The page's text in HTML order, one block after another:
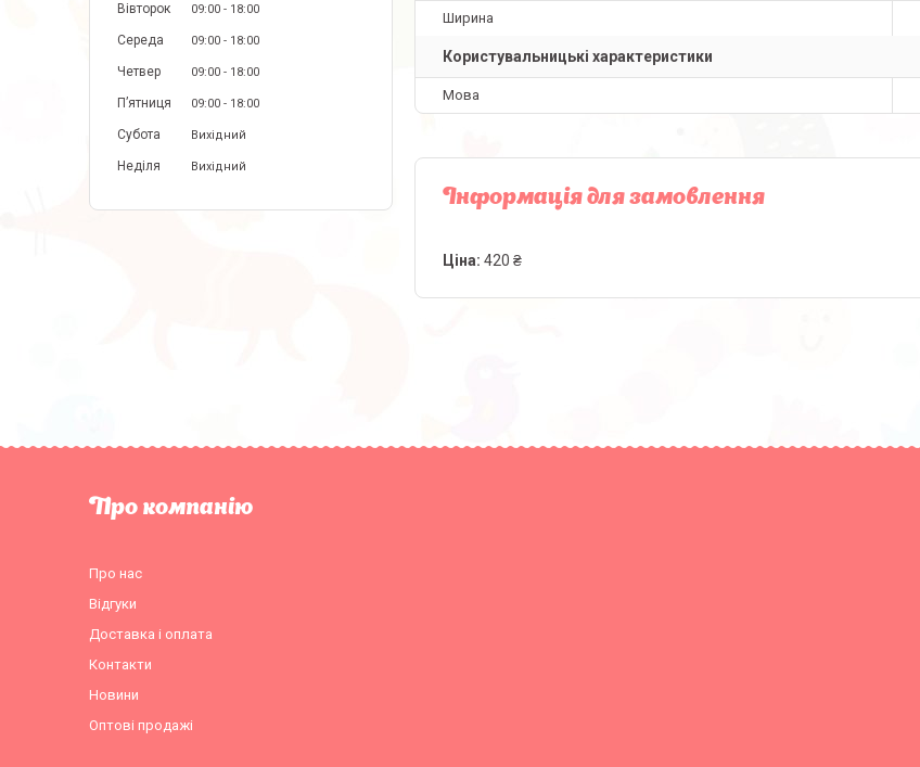
Ширина
Користувальницькі характеристики
Мова
Інформація для замовлення
Ціна: 420 ₴
Вівторок 09:00 18:00
Середа 09:00 18:00
Четвер 09:00 18:00
Пʼятниця 09:00 18:00
Субота Вихідний
Неділя Вихідний
Про компанію
Про нас
Відгуки
Доставка і оплата
Контакти
Новини
Оптові продажі